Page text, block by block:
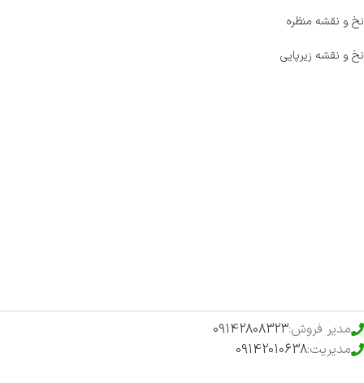
نخ و نقشه منظره
نخ و نقشه زیرپایی
مدیر فروش:09142808323
مدیریت:09142010638